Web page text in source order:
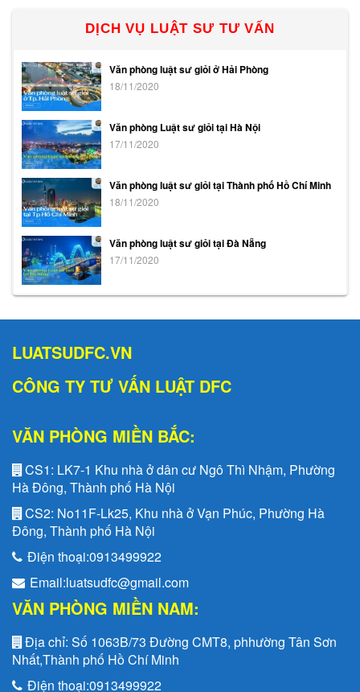
DỊCH VỤ LUẬT SƯ TƯ VẤN
Văn phòng luật sư giỏi ở Hải Phòng
18/11/2020
Văn phòng Luật sư giỏi tại Hà Nội
17/11/2020
Văn phòng luật sư giỏi tại Thành phố Hồ Chí Minh
18/11/2020
Văn phòng luật sư giỏi tại Đà Nẵng
17/11/2020
LUATSUDFC.VN
CÔNG TY TƯ VẤN LUẬT DFC
VĂN PHÒNG MIỀN BẮC:
CS1: LK7-1 Khu nhà ở dân cư Ngô Thì Nhậm, Phường
Hà Đông, Thành phố Hà Nội
CS2: No11F-Lk25, Khu nhà ở Vạn Phúc, Phường Hà
Đông, Thành phố Hà Nội
Điện thoại:0913499922
Email:luatsudfc@gmail.com
VĂN PHÒNG MIỀN NAM:
Địa chỉ: Số 1063B/73 Đường CMT8, phhường Tân Sơn
Nhất,Thành phố Hồ Chí Minh
Điện thoại:0913499922